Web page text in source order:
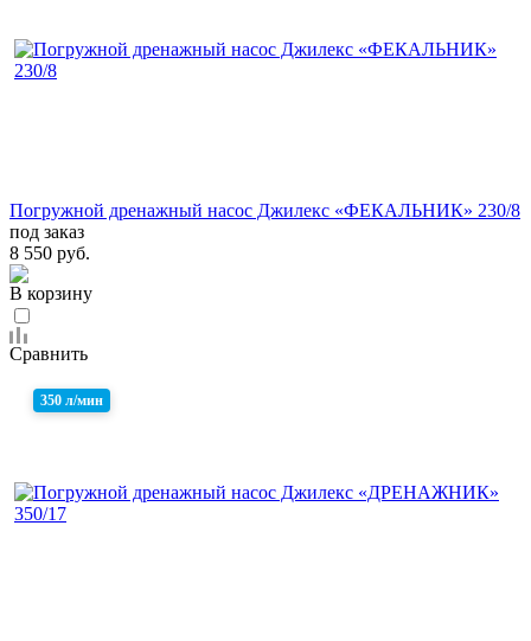
Погружной дренажный насос Джилекс «ФЕКАЛЬНИК» 230/8
под заказ
8 550 руб.
В корзину
Сравнить
350 л/мин